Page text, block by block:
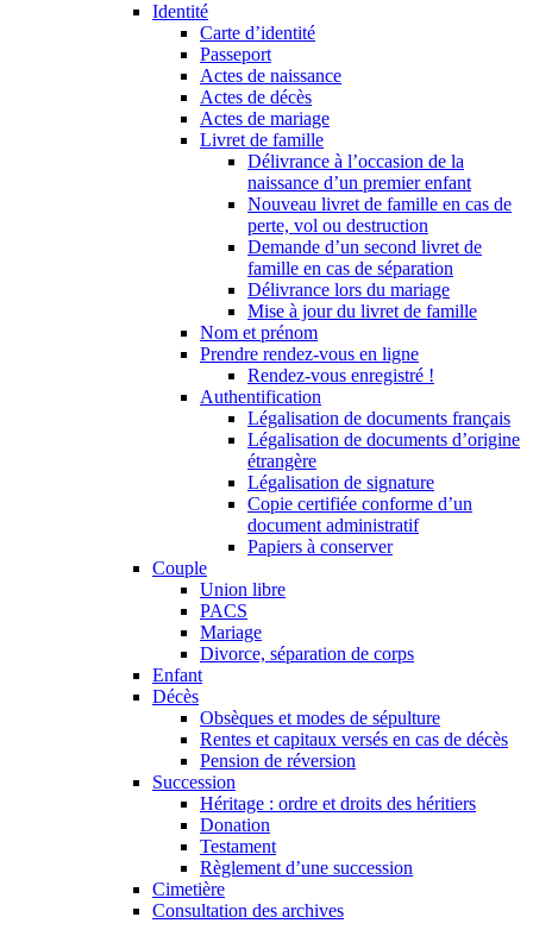
Identité
Carte d’identité
Passeport
Actes de naissance
Actes de décès
Actes de mariage
Livret de famille
Délivrance à l’occasion de la
naissance d’un premier enfant
Nouveau livret de famille en cas de
perte, vol ou destruction
Demande d’un second livret de
famille en cas de séparation
Délivrance lors du mariage
Mise à jour du livret de famille
Nom et prénom
Prendre rendez-vous en ligne
Rendez-vous enregistré !
Authentification
Légalisation de documents français
Légalisation de documents d’origine
étrangère
Légalisation de signature
Copie certifiée conforme d’un
document administratif
Papiers à conserver
Couple
Union libre
PACS
Mariage
Divorce, séparation de corps
Enfant
Décès
Obsèques et modes de sépulture
Rentes et capitaux versés en cas de décès
Pension de réversion
Succession
Héritage : ordre et droits des héritiers
Donation
Testament
Règlement d’une succession
Cimetière
Consultation des archives